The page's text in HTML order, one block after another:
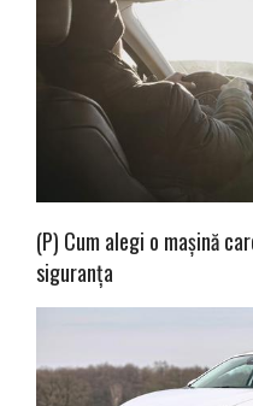
(P) Cum alegi o mașină
siguranța